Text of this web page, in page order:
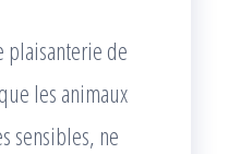
plaisanterie de
les animaux
sensibles, ne